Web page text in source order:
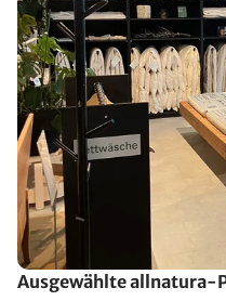
Ausgewählte allnatura-